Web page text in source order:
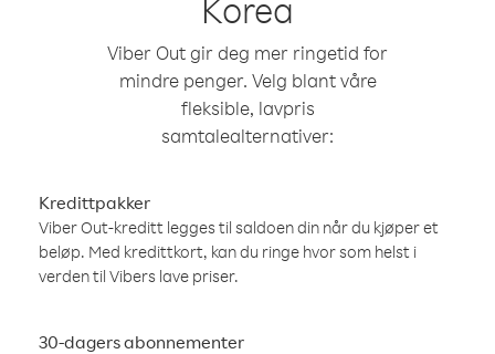
Korea
Viber Out gir deg mer ringetid for
mindre penger. Velg blant våre
fleksible, lavpris
samtalealternativer:
Kredittpakker
Viber Out-kreditt legges til saldoen din når du kjøper et
beløp. Med kredittkort, kan du ringe hvor som helst i
verden til Vibers lave priser.
30-dagers abonnementer